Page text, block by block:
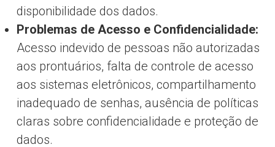
disponibilidade dos dados.
Problemas de Acesso e Confidencialidade:
Acesso indevido de pessoas não autorizadas
aos prontuários, falta de controle de acesso
aos sistemas eletrônicos, compartilhamento
inadequado de senhas, ausência de políticas
claras sobre confidencialidade e proteção de
dados.